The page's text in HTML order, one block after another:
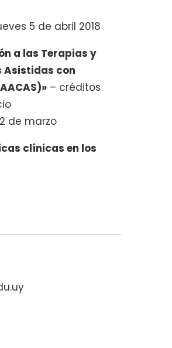
5 de abril 2018
a las Terapias y
con
– créditos
de marzo
clínicas en los